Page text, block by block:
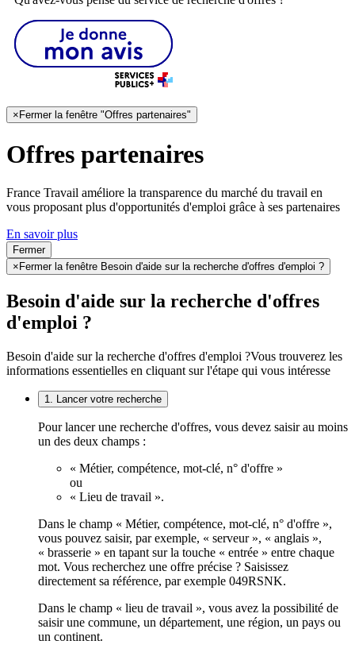
×Fermer la fenêtre "Offres partenaires"
Offres partenaires
France Travail améliore la transparence du marché du travail en
vous proposant plus d'opportunités d'emploi grâce à ses partenaires
En savoir plus
Fermer
× Fermer la fenêtre Besoin d'aide sur la recherche d'offres d'emploi ?
Besoin d'aide sur la recherche d'offres
d'emploi ?
Besoin d'aide sur la recherche d'offres d'emploi ?Vous trouverez les
informations essentielles en cliquant sur l'étape qui vous intéresse
1. Lancer votre recherche
Pour lancer une recherche d'offres, vous devez saisir au moins
un des deux champs :
« Métier, compétence, mot-clé, n° d'offre »
ou
« Lieu de travail ».
Dans le champ « Métier, compétence, mot-clé, n° d'offre »,
vous pouvez saisir, par exemple, « serveur », « anglais »,
« brasserie » en tapant sur la touche « entrée » entre chaque
mot. Vous recherchez une offre précise ? Saisissez
directement sa référence, par exemple 049RSNK.
Dans le champ « lieu de travail », vous avez la possibilité de
saisir une commune, un département, une région, un pays ou
un continent.